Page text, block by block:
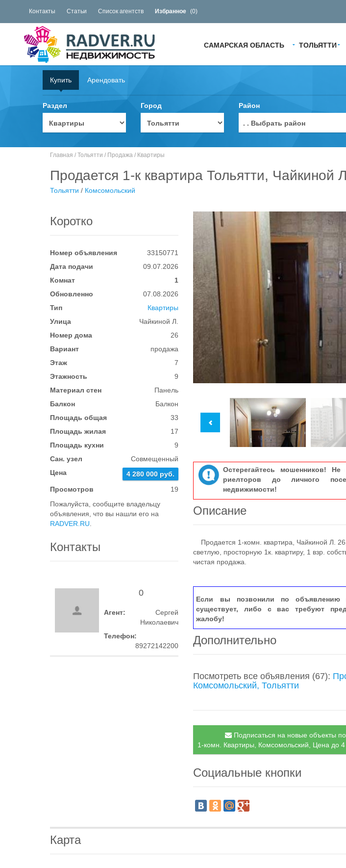
Контакты Статьи Список агентств Избранное (0)
САМАРСКАЯ ОБЛАСТЬ ТОЛЬЯТТИ
Купить Арендовать
Раздел Город Район
. . Выбрать район
Главная / Тольятти / Продажа / Квартиры
Продается 1-к квартира Тольятти, Чайкиной
Тольятти / Комсомольский
Коротко
Номер объявления
33150771
Дата подачи
09.07.2026
Комнат
1
Обновленно
07.08.2026
Тип
Квартиры
Улица
Чайкиной Л.
Номер дома
26
Вариант
продажа
Этаж
7
Этажность
9
Материал стен
Панель
Балкон
Балкон
Площадь общая
33
Площадь жилая
17
Площадь кухни
9
Сан. узел
Совмещенный
Цена
4 280 000 руб.
Просмотров
19
Пожалуйста, сообщите владельцу
объявления, что вы нашли его на
RADVER.RU
Контакты
0
Агент:
Сергей
Николаевич
Телефон:
89272142200
Остерегайтесь мошенников! Не
риелторов до личного
недвижимости!
Описание
Продается 1-комн. квартира, Чайкиной Л.
светлую, просторную 1к. квартиру, 1 взр.
чистая продажа.
Если вы позвонили по объявлению
существует, либо с вас требуют
жалобу!
Дополнительно
Посмотреть все объявления (67):
Комсомольский, Тольятти
Подписаться на новые объекты
1-комн. Квартиры, Комсомольский, Цена до
Социальные кнопки
Карта